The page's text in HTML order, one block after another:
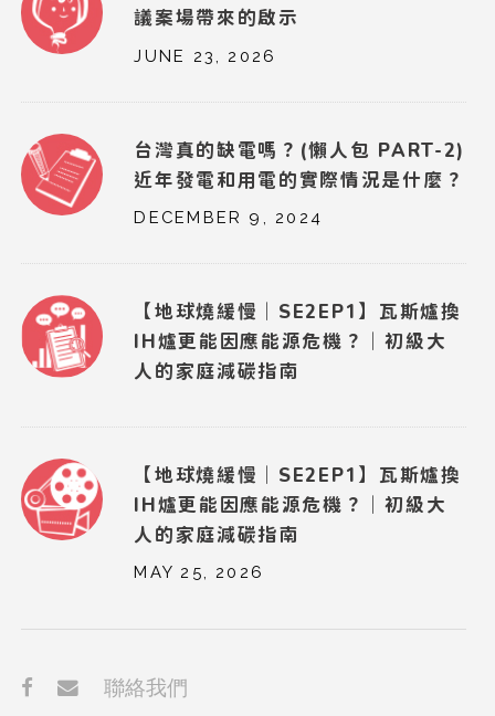
議案場帶來的啟示
JUNE 23, 2026
台灣真的缺電嗎？(懶人包 PART-2)
近年發電和用電的實際情況是什麼？
DECEMBER 9, 2024
【地球燒緩慢｜SE2EP1】瓦斯爐換
IH爐更能因應能源危機？｜初級大
人的家庭減碳指南
【地球燒緩慢｜SE2EP1】瓦斯爐換
IH爐更能因應能源危機？｜初級大
人的家庭減碳指南
MAY 25, 2026
聯絡我們